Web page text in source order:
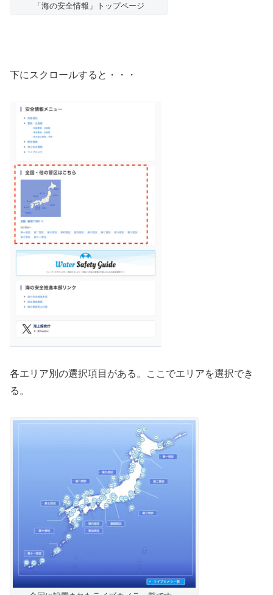
「海の安全情報」トップページ
下にスクロールすると・・・
各エリア別の選択項目がある。ここでエリアを選択でき
る。